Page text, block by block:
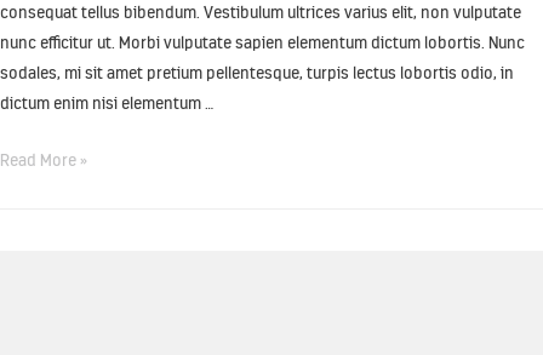
consequat tellus bibendum. Vestibulum ultrices varius elit, non vulputate
nunc efficitur ut. Morbi vulputate sapien elementum dictum lobortis. Nunc
sodales, mi sit amet pretium pellentesque, turpis lectus lobortis odio, in
dictum enim nisi elementum …
Read More »